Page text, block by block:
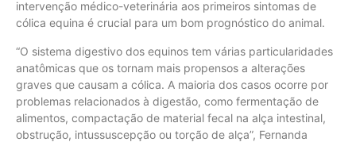
intervenção médico-veterinária aos primeiros sintomas de
cólica equina é crucial para um bom prognóstico do animal.
“O sistema digestivo dos equinos tem várias particularidades
anatômicas que os tornam mais propensos a alterações
graves que causam a cólica. A maioria dos casos ocorre por
problemas relacionados à digestão, como fermentação de
alimentos, compactação de material fecal na alça intestinal,
obstrução, intussuscepção ou torção de alça”, Fernanda